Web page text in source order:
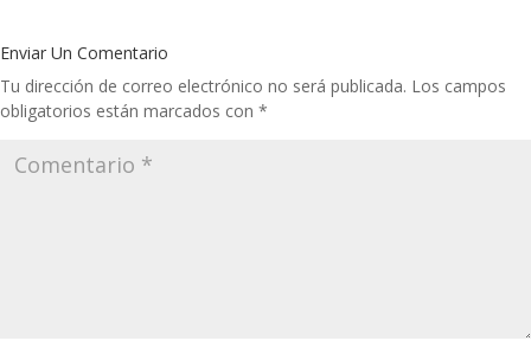
Enviar Un Comentario
Tu dirección de correo electrónico no será publicada. Los campos
obligatorios están marcados con *